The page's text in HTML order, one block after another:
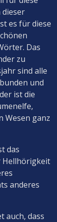
dieser
es für diese
Das
zu
sind alle
und
ist die
Wesen ganz
das
Hellhörigkeit
anderes
auch, dass